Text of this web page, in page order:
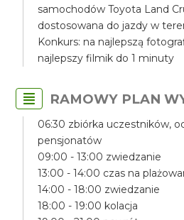
samochodów Toyota Land
dostosowana do jazdy w
Konkurs: na najlepszą
najlepszy filmik do 1 minuty
RAMOWY PLAN
06:30 zbiórka uczestników,
pensjonatów
09:00 - 13:00 zwiedzanie
13:00 - 14:00 czas na
14:00 - 18:00 zwiedzanie
18:00 - 19:00 kolacja